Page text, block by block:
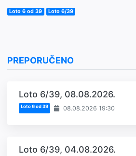
Loto 6 od 39 Loto 6/39
PREPORUČENO
Loto 6/39, 08.08.2026.
Loto 6 od 39 08.08.2026 19:30
Loto 6/39, 04.08.2026.